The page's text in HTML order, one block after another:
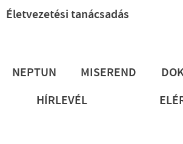
Életvezetési tanácsadás
Lábléc
NEPTUN MISEREND
HÍRLEVÉL